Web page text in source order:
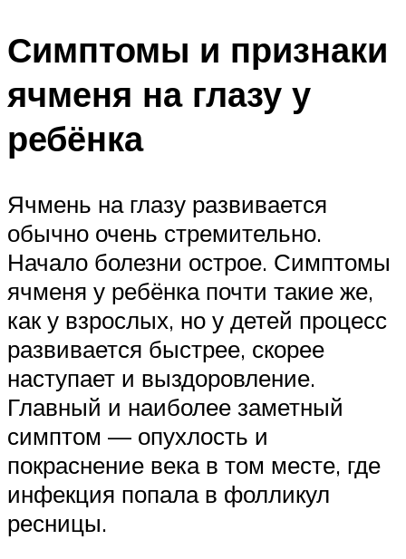
Симптомы и признаки
ячменя на глазу у
ребёнка
Ячмень на глазу развивается
обычно очень стремительно.
Начало болезни острое. Симптомы
ячменя у ребёнка почти такие же,
как у взрослых, но у детей процесс
развивается быстрее, скорее
наступает и выздоровление.
Главный и наиболее заметный
симптом — опухлость и
покраснение века в том месте, где
инфекция попала в фолликул
ресницы.